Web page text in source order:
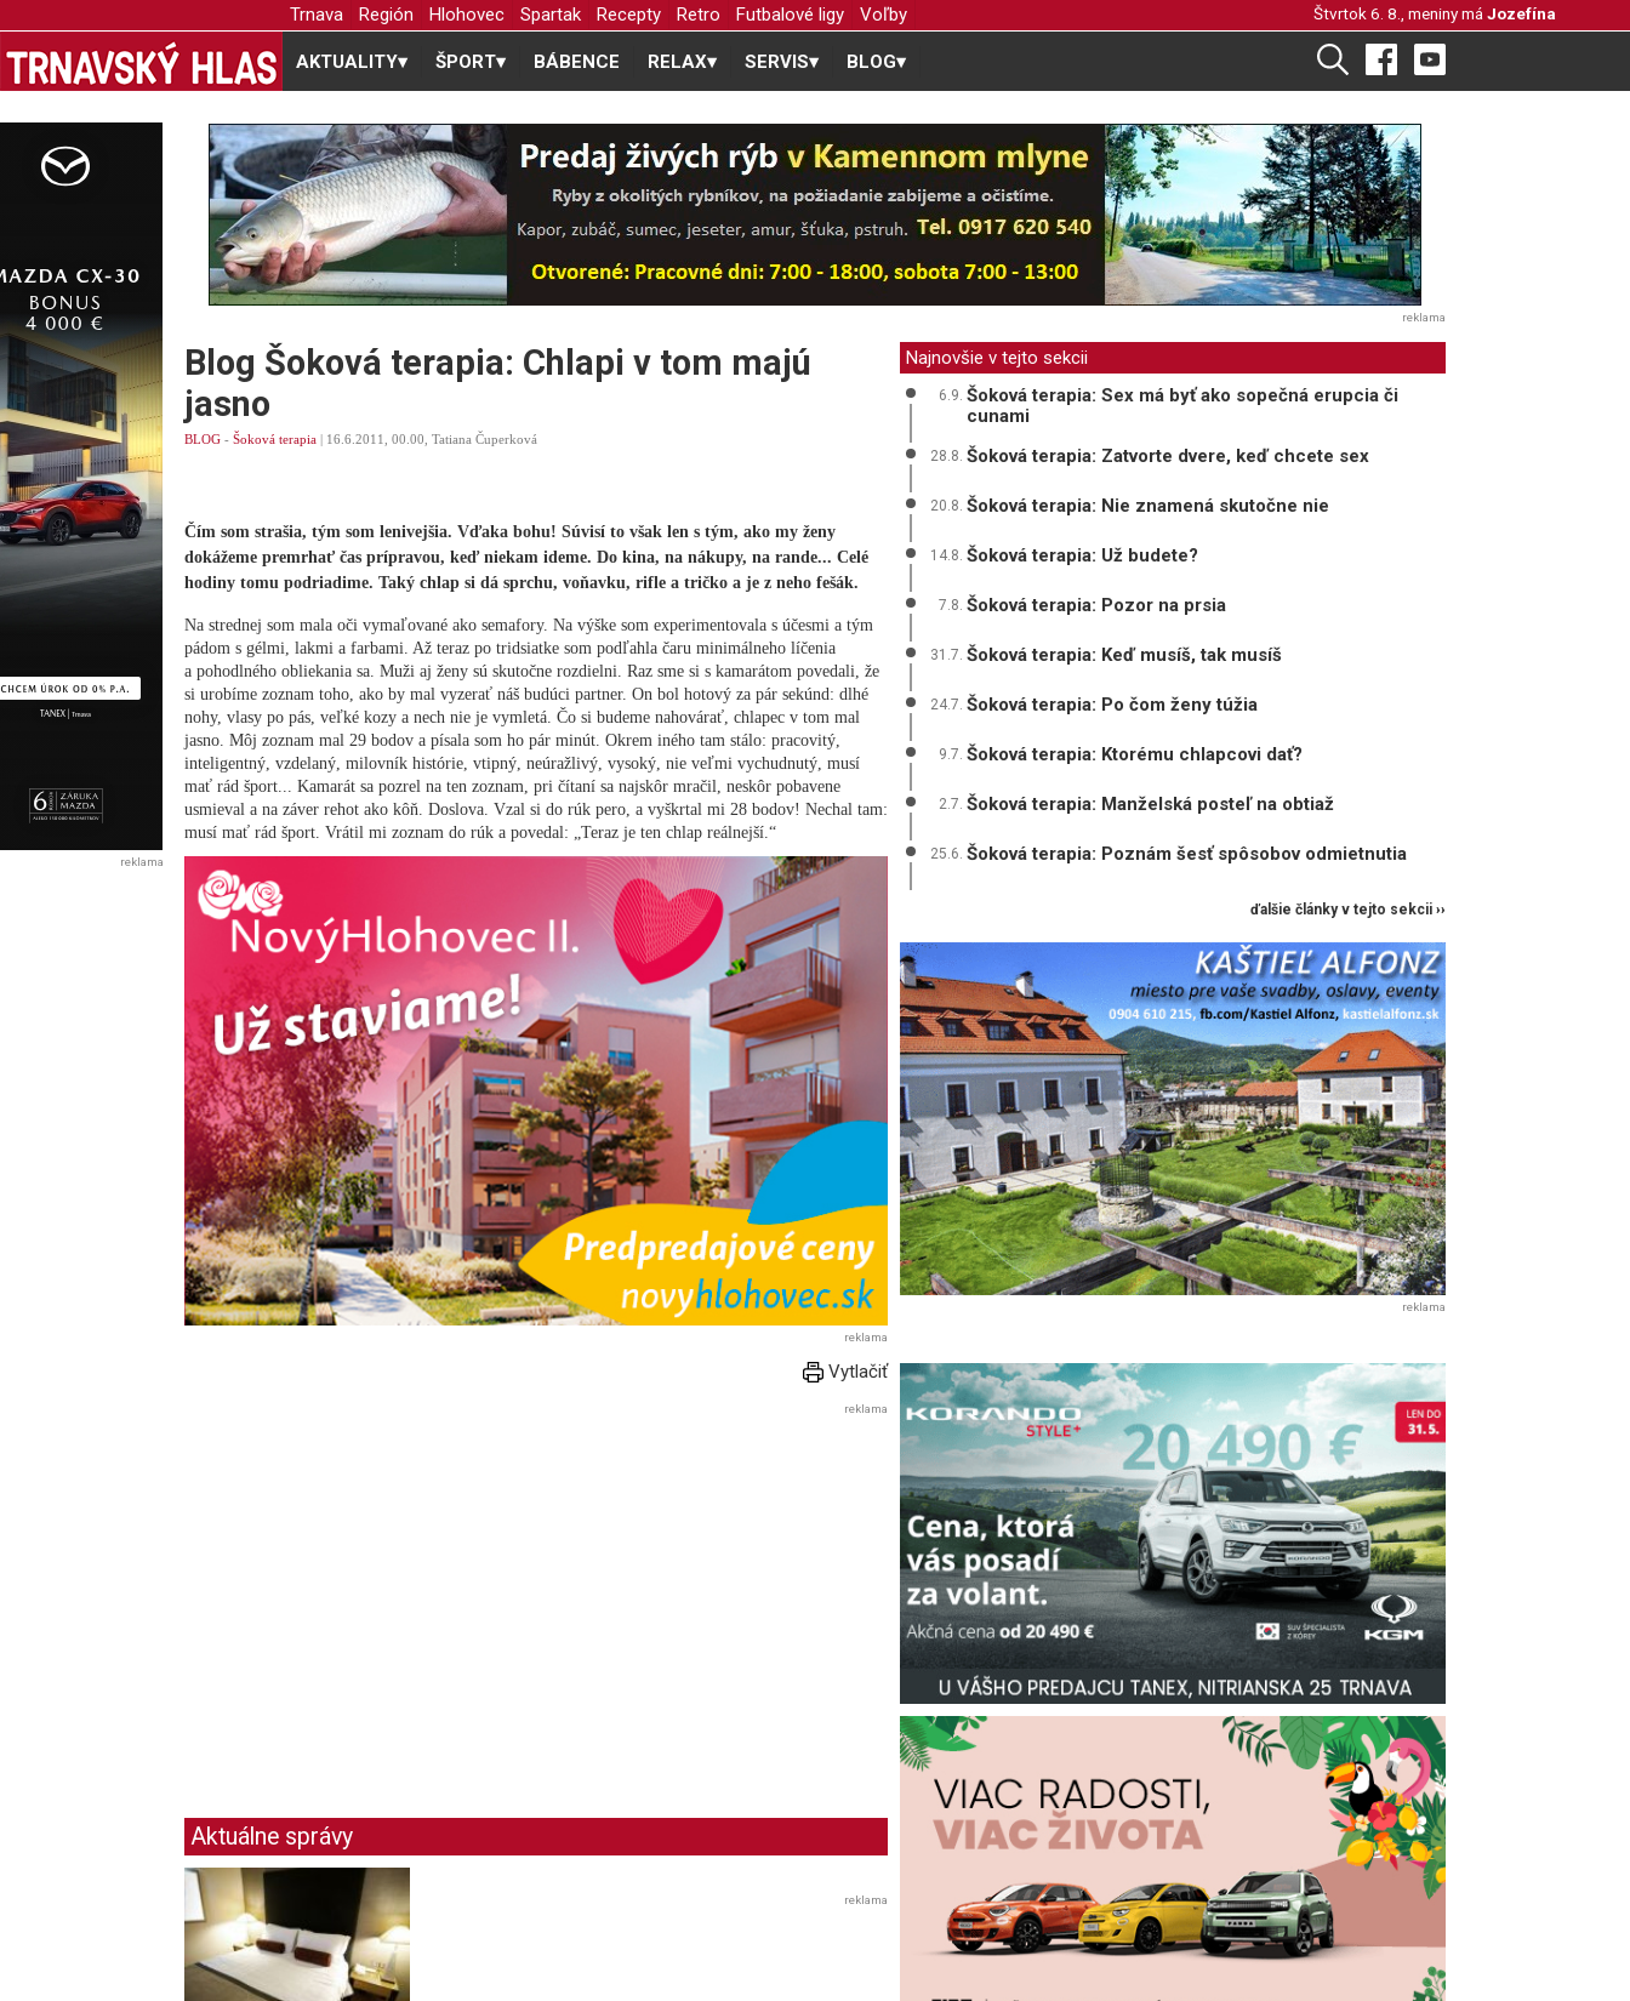
Trnava Región Hlohovec Spartak Recepty Retro Futbalové ligy Voľby Štvrtok 6. 8., meniny má Jozefína
AKTUALITY▾ ŠPORT▾ BÁBENCE RELAX▾ SERVIS▾ BLOG▾
reklama
Blog Šoková terapia: Chlapi v tom majú
jasno
BLOG - Šoková terapia | 16.6.2011, 00.00, Tatiana Čuperková
Čím som strašia, tým som lenivejšia. Vďaka bohu! Súvisí to však len s tým, ako my ženy
dokážeme premrhať čas prípravou, keď niekam ideme. Do kina, na nákupy, na rande... Celé
hodiny tomu podriadime. Taký chlap si dá sprchu, voňavku, rifle a tričko a je z neho fešák.
Na strednej som mala oči vymaľované ako semafory. Na výške som experimentovala s účesmi a tým
pádom s gélmi, lakmi a farbami. Až teraz po tridsiatke som podľahla čaru minimálneho líčenia
a pohodlného obliekania sa. Muži aj ženy sú skutočne rozdielni. Raz sme si s kamarátom povedali, že
si urobíme zoznam toho, ako by mal vyzerať náš budúci partner. On bol hotový za pár sekúnd: dlhé
nohy, vlasy po pás, veľké kozy a nech nie je vymletá. Čo si budeme nahovárať, chlapec v tom mal
jasno. Môj zoznam mal 29 bodov a písala som ho pár minút. Okrem iného tam stálo: pracovitý,
inteligentný, vzdelaný, milovník histórie, vtipný, neúražlivý, vysoký, nie veľmi vychudnutý, musí
mať rád šport... Kamarát sa pozrel na ten zoznam, pri čítaní sa najskôr mračil, neskôr pobavene
usmieval a na záver rehot ako kôň. Doslova. Vzal si do rúk pero, a vyškrtal mi 28 bodov! Nechal tam:
musí mať rád šport. Vrátil mi zoznam do rúk a povedal: „Teraz je ten chlap reálnejší.“
reklama
Vytlačiť
reklama
Aktuálne správy
reklama
Najnovšie v tejto sekcii
6.9. Šoková terapia: Sex má byť ako sopečná erupcia či
cunami
28.8. Šoková terapia: Zatvorte dvere, keď chcete sex
20.8. Šoková terapia: Nie znamená skutočne nie
14.8. Šoková terapia: Už budete?
7.8. Šoková terapia: Pozor na prsia
31.7. Šoková terapia: Keď musíš, tak musíš
24.7. Šoková terapia: Po čom ženy túžia
9.7. Šoková terapia: Ktorému chlapcovi dať?
2.7. Šoková terapia: Manželská posteľ na obtiaž
25.6. Šoková terapia: Poznám šesť spôsobov odmietnutia
ďalšie články v tejto sekcii ››
reklama
reklama